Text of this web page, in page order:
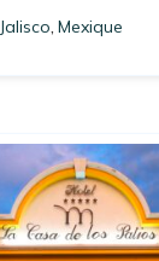
Jalisco, Mexique